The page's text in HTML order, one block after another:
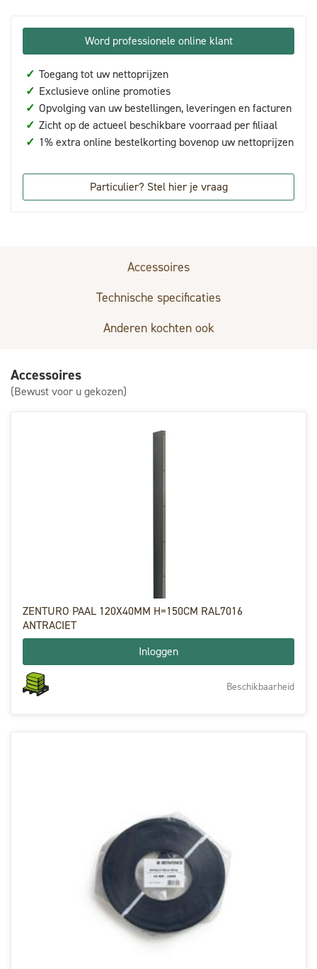
Word professionele online klant
✓ Toegang tot uw nettoprijzen
✓ Exclusieve online promoties
✓ Opvolging van uw bestellingen, leveringen en facturen
✓ Zicht op de actueel beschikbare voorraad per filiaal
✓ 1% extra online bestelkorting bovenop uw nettoprijzen
Particulier? Stel hier je vraag
Accessoires
Technische specificaties
Anderen kochten ook
Accessoires
(Bewust voor u gekozen)
ZENTURO PAAL 120X40MM H=150CM RAL7016
ANTRACIET
Inloggen
Beschikbaarheid